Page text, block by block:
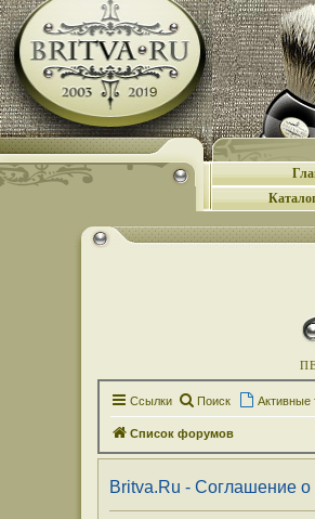
Ссылки Поиск Активные
Список форумов
Britva.Ru - Соглашение